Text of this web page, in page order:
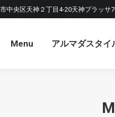
中央区天神２丁目4-20天神プラッサ
Menu アルマダスタイ
アルマダスタイル